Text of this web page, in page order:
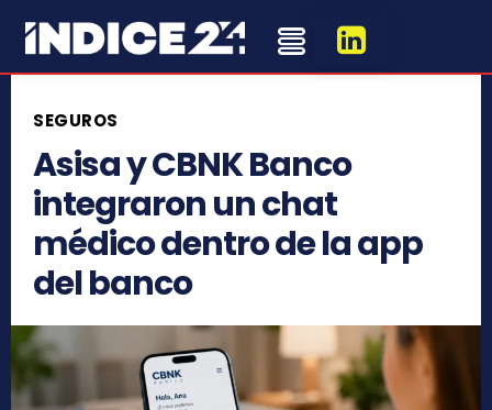
SEGUROS
Asisa y CBNK Banco
integraron un chat
médico dentro de la app
del banco